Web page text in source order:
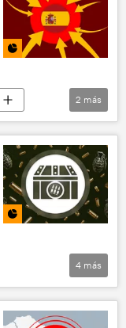
2 más
4 más